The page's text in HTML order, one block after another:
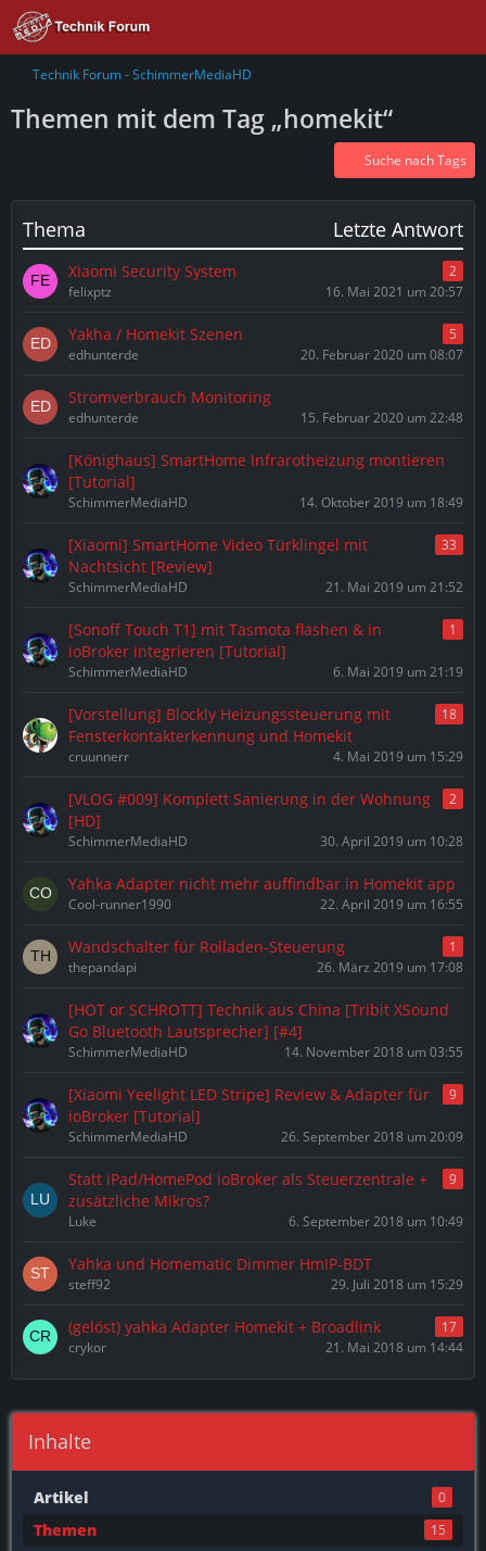
Technik Forum - SchimmerMediaHD
Themen mit dem Tag „homekit“
Suche nach Tags
Thema Letzte Antwort
Xiaomi Security System
2
felixptz
16. Mai 2021 um 20:57
Yakha / Homekit Szenen
5
edhunterde
20. Februar 2020 um 08:07
Stromverbrauch Monitoring
edhunterde 15. Februar 2020 um 22:48
[Könighaus] SmartHome Infrarotheizung montieren
[Tutorial]
SchimmerMediaHD 14. Oktober 2019 um 18:49
[Xiaomi] SmartHome Video Türklingel mit
Nachtsicht [Review]
33
SchimmerMediaHD 21. Mai 2019 um 21:52
[Sonoff Touch T1] mit Tasmota flashen & in
ioBroker integrieren [Tutorial]
1
SchimmerMediaHD 6. Mai 2019 um 21:19
[Vorstellung] Blockly Heizungssteuerung mit
Fensterkontakterkennung und Homekit
18
cruunnerr 4. Mai 2019 um 15:29
[VLOG #009] Komplett Sanierung in der Wohnung
[HD]
2
SchimmerMediaHD 30. April 2019 um 10:28
Yahka Adapter nicht mehr auffindbar in Homekit app
Cool-runner1990 22. April 2019 um 16:55
Wandschalter für Rolladen-Steuerung
1
thepandapi
26. März 2019 um 17:08
[HOT or SCHROTT] Technik aus China [Tribit XSound
Go Bluetooth Lautsprecher] [#4]
SchimmerMediaHD 14. November 2018 um 03:55
[Xiaomi Yeelight LED Stripe] Review & Adapter für
ioBroker [Tutorial]
9
SchimmerMediaHD 26. September 2018 um 20:09
Statt iPad/HomePod ioBroker als Steuerzentrale +
zusätzliche Mikros?
9
Luke 6. September 2018 um 10:49
Yahka und Homematic Dimmer HmIP-BDT
steff92 29. Juli 2018 um 15:29
(gelöst) yahka Adapter Homekit + Broadlink
17
crykor
21. Mai 2018 um 14:44
Inhalte
Artikel 0
Themen 15